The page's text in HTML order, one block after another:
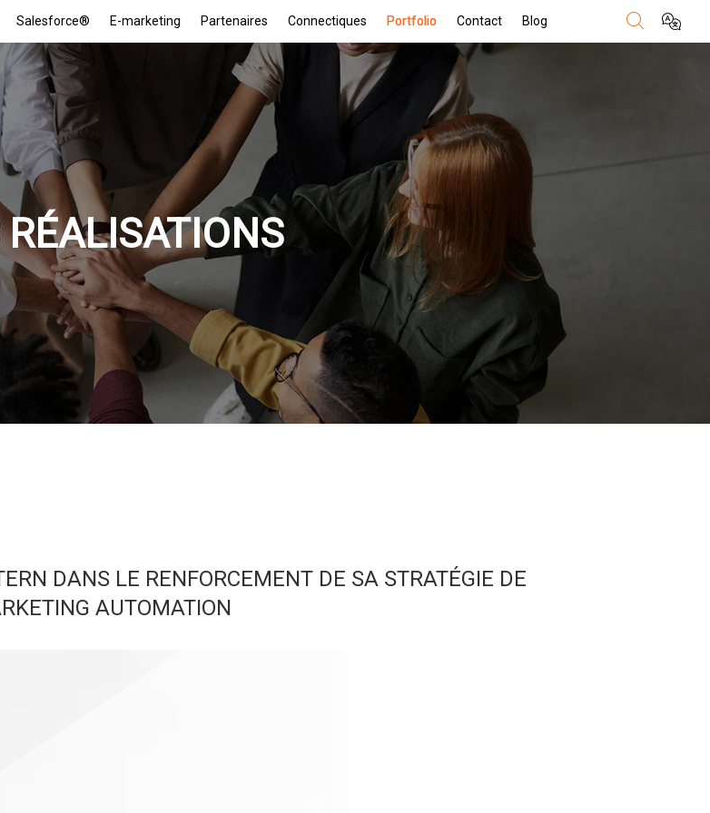
Salesforce® E-marketing Partenaires Connectiques Portfolio Contact Blog
RÉALISATIONS
DANS LE RENFORCEMENT DE SA STRATÉGIE DE
AUTOMATION